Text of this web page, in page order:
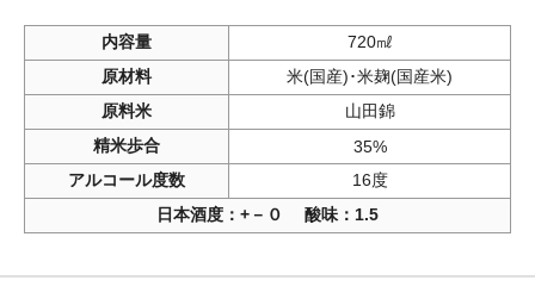
内容量
720㎖
原材料
米(国産)･米麹(国産米)
原料米
山田錦
精米歩合
35%
アルコール度数
16度
日本酒度：+－０ 酸味：1.5